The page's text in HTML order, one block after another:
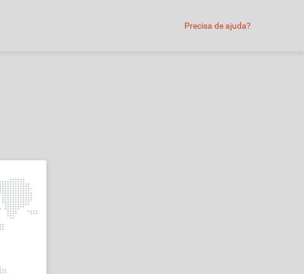
Precisa de ajuda?